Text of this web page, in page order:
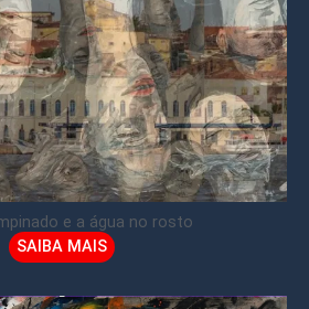
e a água no rosto
SAIBA MAIS